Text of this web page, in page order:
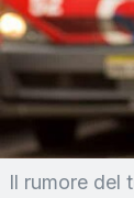
Il rumore del